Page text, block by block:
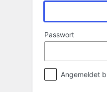
Passwort
Angemeldet